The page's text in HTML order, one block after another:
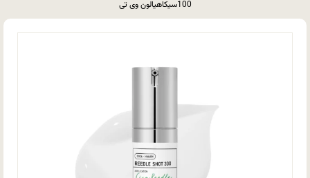
100سیکاهیالون وی تی